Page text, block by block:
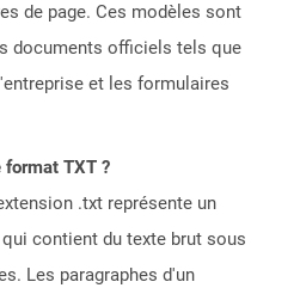
de page. Ces modèles sont
documents officiels tels que
et les formulaires
format TXT ?
.txt représente un
contient du texte brut sous
Les paragraphes d'un